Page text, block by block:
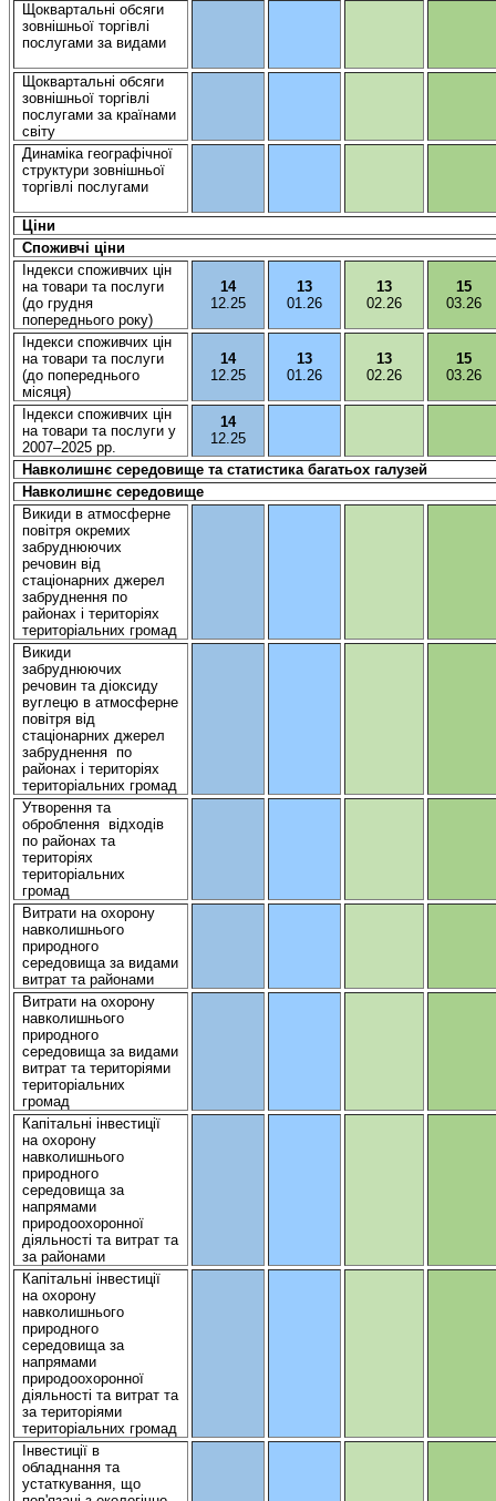
Щоквартальні обсяги
зовнішньої торгівлі
послугамиза видами
Щоквартальні обсяги
зовнішньої торгівлі
послугамиза країнами
світу
Динаміка географічної
структури зовнішньої
торгівлі послугами
Ціни
Споживчі ціни
Індекси споживчих цін
на товарита послуги
(до грудня
попередньогороку)
14
12.25
13
01.26
13
02.26
15
03.26
Індекси споживчих цін
на товарита послуги
(до попереднього
місяця)
14
12.25
13
01.26
13
02.26
15
03.26
Індекси споживчих цін
на товарита послугиу
2007–2025 рр.
14
12.25
Навколишнє середовищета статистика багатьох галузей
Навколишнє середовище
Викидив атмосферне
повітря окремих
забруднюючих
речовин від
стаціонарних джерел
забрудненняпо
районах і територіях
територіальнихгромад
Викиди
забруднюючих
речовинта діоксиду
вуглецюв атмосферне
повітря від
стаціонарних джерел
забруднення по
районах і територіях
територіальнихгромад
Утвореннята
оброблення відходів
по районах та
територіях
територіальних
громад
Витратина охорону
навколишнього
природного
середовищаза видами
витратта районами
Витратина охорону
навколишнього
природного
середовищаза видами
витратта територіями
територіальних
громад
Капітальні інвестиції
на охорону
навколишнього
природного
середовищаза
напрямами
природоохоронної
діяльності та витратта
за районами
Капітальні інвестиції
на охорону
навколишнього
природного
середовищаза
напрямами
природоохоронної
діяльності та витратта
за територіями
територіальнихгромад
Інвестиціїв
обладнаннята
устаткування, що